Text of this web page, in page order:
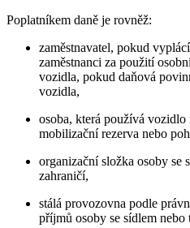
Poplatníkem daně je rovněž:
zaměstnavatel, pokud
zaměstnanci za použití
vozidla, pokud daňová
vozidla,
osoba, která používá vozidlo
mobilizační rezerva nebo
organizační složka osoby se
zahraničí,
stálá provozovna podle
příjmů osoby se sídlem